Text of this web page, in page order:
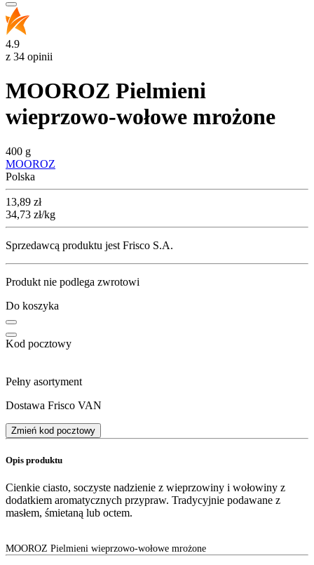
4.9
z 34 opinii
MOOROZ Pielmieni
wieprzowo-wołowe mrożone
400 g
MOOROZ
Polska
Cena
13,89 zł
34,73 zł/kg
Sprzedawcą produktu jest Frisco S.A.
Produkt nie podlega zwrotowi
Do koszyka
Kod pocztowy
Pełny asortyment
Dostawa Frisco VAN
Zmień kod pocztowy
Opis produktu
Cienkie ciasto, soczyste nadzienie z wieprzowiny i wołowiny z
dodatkiem aromatycznych przypraw. Tradycyjnie podawane z
masłem, śmietaną lub octem.
MOOROZ Pielmieni wieprzowo-wołowe mrożone